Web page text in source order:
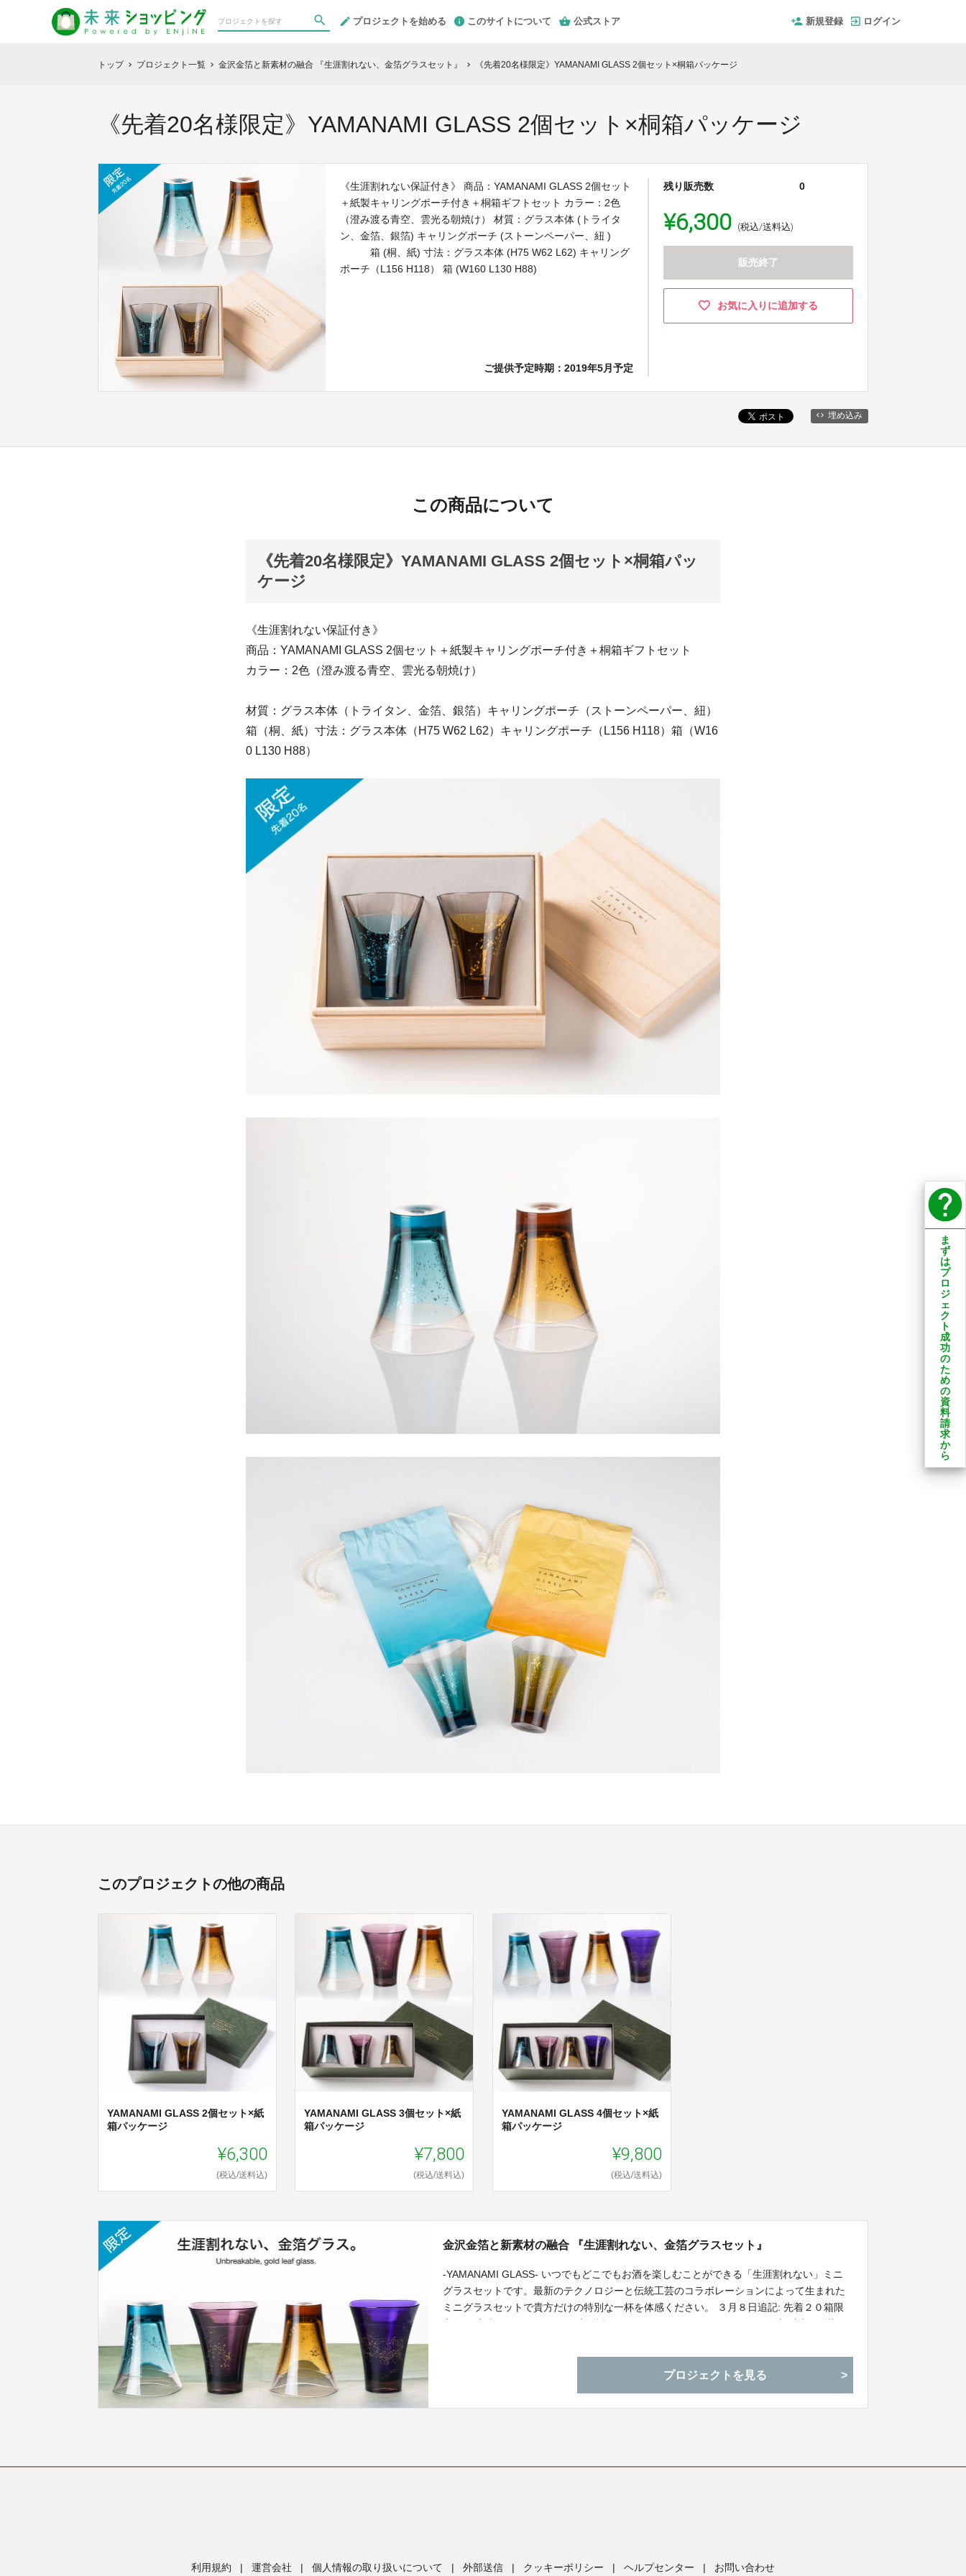
プロジェクトを始める このサイトについて 公式ストア 新規登録 ログイン
トップ chevron_right プロジェクト一覧 chevron_right 金沢金箔と新素材の融合 『生涯割れない、金箔グラスセット』 chevron_right 《先着20名様限定》YAMANAMI GLASS 2個セット×桐箱パッケージ
《先着20名様限定》YAMANAMI GLASS 2個セット×桐箱パッケージ
《生涯割れない保証付き》 商品：YAMANAMI GLASS 2個セット
＋紙製キャリングポーチ付き＋桐箱ギフトセット カラー：2色
（澄み渡る青空、雲光る朝焼け） 材質：グラス本体 (トライタ
ン、金箔、銀箔) キャリングポーチ (ストーンペーパー、紐 )
箱 (桐、紙) 寸法：グラス本体 (H75 W62 L62) キャリング
ポーチ（L156 H118） 箱 (W160 L130 H88)
ご提供予定時期：2019年5月予定
残り販売数 0
¥6,300 (税込/送料込)
販売終了
お気に入りに追加する
埋め込み
この商品について
《先着20名様限定》YAMANAMI GLASS 2個セット×桐箱パッ
ケージ
《生涯割れない保証付き》
商品：YAMANAMI GLASS 2個セット＋紙製キャリングポーチ付き＋桐箱ギフトセット
カラー：2色（澄み渡る青空、雲光る朝焼け）
材質：グラス本体（トライタン、金箔、銀箔）キャリングポーチ（ストーンペーパー、紐）
箱（桐、紙）寸法：グラス本体（H75 W62 L62）キャリングポーチ（L156 H118）箱（W16
0 L130 H88）
このプロジェクトの他の商品
YAMANAMI GLASS 2個セット×紙
箱パッケージ
¥6,300
(税込/送料込)
YAMANAMI GLASS 3個セット×紙
箱パッケージ
¥7,800
(税込/送料込)
YAMANAMI GLASS 4個セット×紙
箱パッケージ
¥9,800
(税込/送料込)
金沢金箔と新素材の融合 『生涯割れない、金箔グラスセット』
-YAMANAMI GLASS- いつでもどこでもお酒を楽しむことができる「生涯割れない」ミニ
グラスセットです。最新のテクノロジーと伝統工芸のコラボレーションによって生まれた
ミニグラスセットで貴方だけの特別な一杯を体感ください。 ３月８日追記: 先着２０箱限
プロジェクトを見る
help
ま
ず
は
プ
ロ
ジ
ェ
ク
ト
成
功
の
た
め
の
資
料
請
求
か
ら
利用規約 | 運営会社 | 個人情報の取り扱いについて | 外部送信 | クッキーポリシー | ヘルプセンター | お問い合わせ